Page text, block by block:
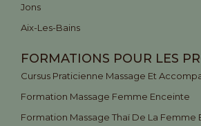
Jons
Aix-Les-Bains
FORMATIONS POUR LES
Cursus Praticienne Massage Et
Formation Massage Femme Enceinte
Formation Massage Thaï De La Femme